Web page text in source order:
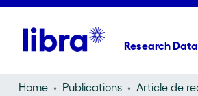
Research Data
Home Publications